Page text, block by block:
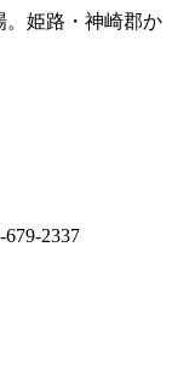
。姫路・神崎郡か
2337